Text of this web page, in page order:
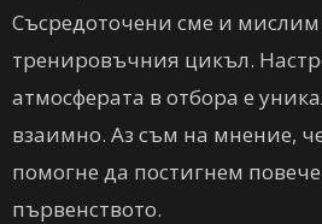
Съсредоточени сме и
тренировъчния цикъл.
атмосферата в отбора е
взаимно. Аз съм на мнение,
помогне да постигнем
първенството.